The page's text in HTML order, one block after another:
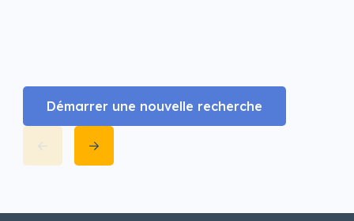
Démarrer une nouvelle recherche